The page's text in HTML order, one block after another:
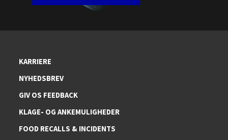
KARRIERE
NYHEDSBREV
GIV OS FEEDBACK
KLAGE- OG ANKEMULIGHEDER
FOOD RECALLS & INCIDENTS